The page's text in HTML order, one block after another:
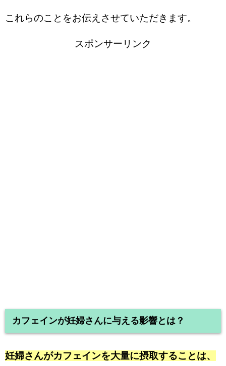
これらのことをお伝えさせていただきます。
スポンサーリンク
カフェインが妊婦さんに与える影響とは？
妊婦さんがカフェインを大量に摂取することは、